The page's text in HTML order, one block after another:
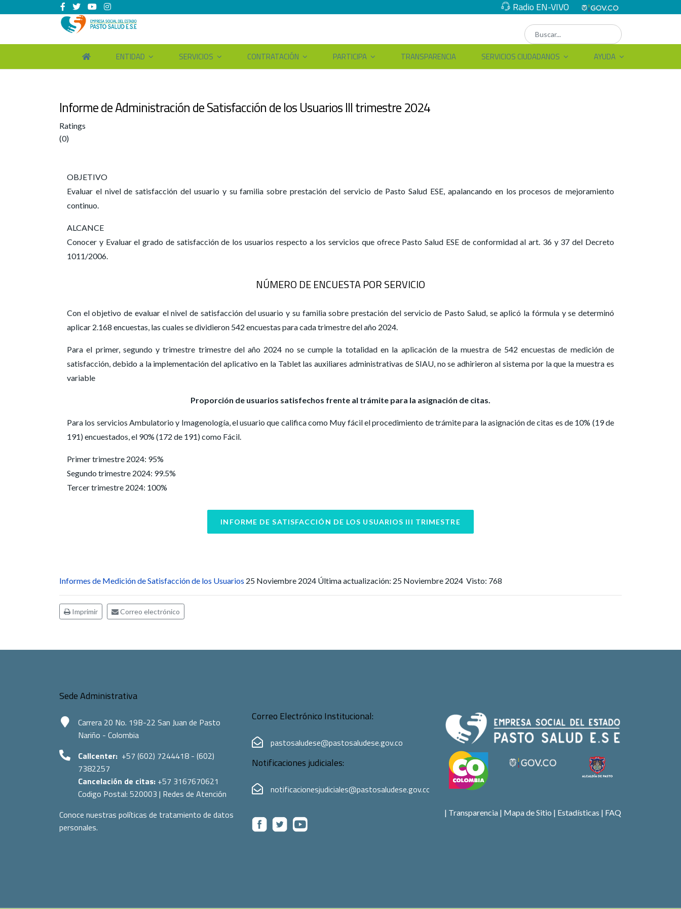
Radio EN-VIVO
ENTIDAD SERVICIOS CONTRATACIÓN PARTICIPA TRANSPARENCIA SERVICIOS CIUDADANOS AYUDA
Informe de Administración de Satisfacción de los Usuarios III trimestre 2024
Ratings
(0)
OBJETIVO
Evaluar el nivel de satisfacción del usuario y su familia sobre prestación del servicio de Pasto Salud ESE, apalancando en los procesos de mejoramiento
continuo.
ALCANCE
Conocer y Evaluar el grado de satisfacción de los usuarios respecto a los servicios que ofrece Pasto Salud ESE de conformidad al art. 36 y 37 del Decreto
1011/2006.
NÚMERO DE ENCUESTA POR SERVICIO
Con el objetivo de evaluar el nivel de satisfacción del usuario y su familia sobre prestación del servicio de Pasto Salud, se aplicó la fórmula y se determinó
aplicar 2.168 encuestas, las cuales se dividieron 542 encuestas para cada trimestre del año 2024.
Para el primer, segundo y trimestre trimestre del año 2024 no se cumple la totalidad en la aplicación de la muestra de 542 encuestas de medición de
satisfacción, debido a la implementación del aplicativo en la Tablet las auxiliares administrativas de SIAU, no se adhirieron al sistema por la que la muestra es
variable
Proporción de usuarios satisfechos frente al trámite para la asignación de citas.
Para los servicios Ambulatorio y Imagenología, el usuario que califica como Muy fácil el procedimiento de trámite para la asignación de citas es de 10% (19 de
191) encuestados, el 90% (172 de 191) como Fácil.
Primer trimestre 2024: 95%
Segundo trimestre 2024: 99.5%
Tercer trimestre 2024: 100%
INFORME DE SATISFACCIÓN DE LOS USUARIOS III TRIMESTRE
Informes de Medición de Satisfacción de los Usuarios 25 Noviembre 2024 Última actualización: 25 Noviembre 2024 Visto: 768
Imprimir Correo electrónico
Sede Administrativa
Carrera 20 No. 19B-22 San Juan de Pasto
Nariño - Colombia
Callcenter: +57 (602) 7244418 - (602)
7382257
Cancelación de citas: +57 3167670621
Codigo Postal: 520003 | Redes de Atención
Conoce nuestras políticas de tratamiento de datos
personales.
Correo Electrónico Institucional:
pastosaludese@pastosaludese.gov.co
Notificaciones judiciales:
notificacionesjudiciales@pastosaludese.gov.co
| Transparencia | Mapa de Sitio | Estadísticas | FAQ